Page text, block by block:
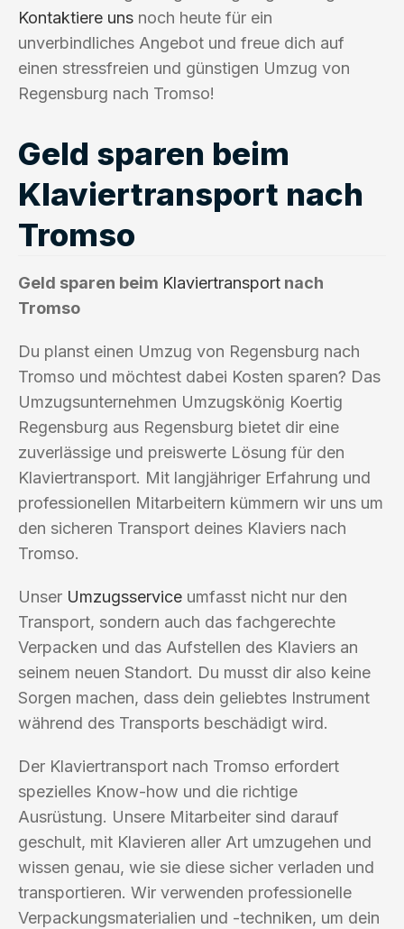
Kontaktiere uns noch heute für ein
unverbindliches Angebot und freue dich auf
einen stressfreien und günstigen Umzug von
Regensburg nach Tromso!
Geld sparen beim
Klaviertransport nach
Tromso
Geld sparen beim Klaviertransport nach
Tromso
Du planst einen Umzug von Regensburg nach
Tromso und möchtest dabei Kosten sparen? Das
Umzugsunternehmen Umzugskönig Koertig
Regensburg aus Regensburg bietet dir eine
zuverlässige und preiswerte Lösung für den
Klaviertransport. Mit langjähriger Erfahrung und
professionellen Mitarbeitern kümmern wir uns um
den sicheren Transport deines Klaviers nach
Tromso.
Unser Umzugsservice umfasst nicht nur den
Transport, sondern auch das fachgerechte
Verpacken und das Aufstellen des Klaviers an
seinem neuen Standort. Du musst dir also keine
Sorgen machen, dass dein geliebtes Instrument
während des Transports beschädigt wird.
Der Klaviertransport nach Tromso erfordert
spezielles Know-how und die richtige
Ausrüstung. Unsere Mitarbeiter sind darauf
geschult, mit Klavieren aller Art umzugehen und
wissen genau, wie sie diese sicher verladen und
transportieren. Wir verwenden professionelle
Verpackungsmaterialien und -techniken, um dein